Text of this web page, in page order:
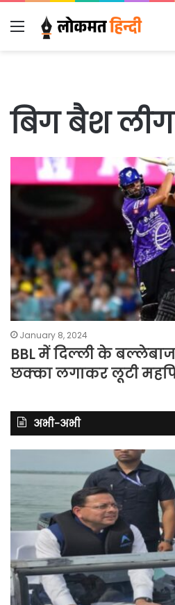
Menu
बिग बैश
January 8, 2024
BBL में दिल्ली के
छक्का लगाकर लूटी
अभी-अभी